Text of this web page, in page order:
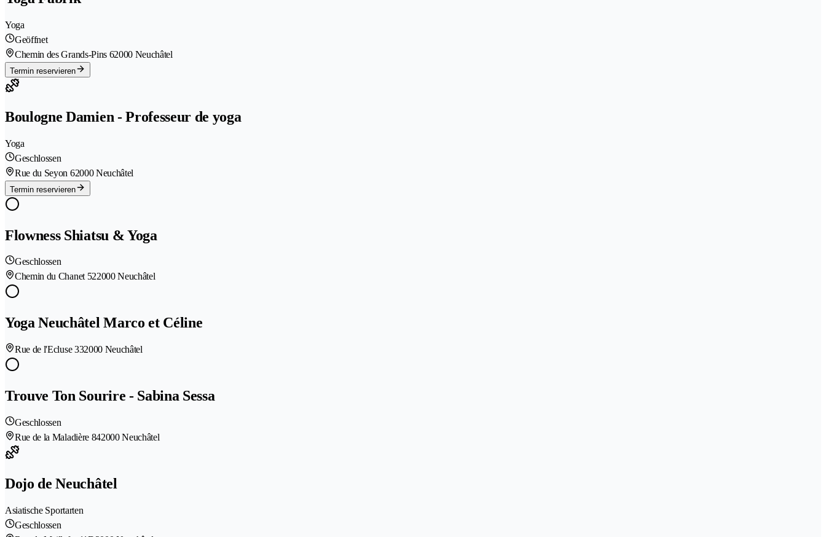
Yoga
Geöffnet
Chemin des Grands-Pins 62000 Neuchâtel
Termin reservieren
Boulogne Damien - Professeur de yoga
Yoga
Geschlossen
Rue du Seyon 62000 Neuchâtel
Termin reservieren
Flowness Shiatsu & Yoga
Geschlossen
Chemin du Chanet 522000 Neuchâtel
Yoga Neuchâtel Marco et Céline
Rue de l'Ecluse 332000 Neuchâtel
Trouve Ton Sourire - Sabina Sessa
Geschlossen
Rue de la Maladière 842000 Neuchâtel
Dojo de Neuchâtel
Asiatische Sportarten
Geschlossen